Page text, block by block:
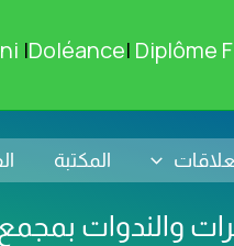
|Doléance| Diplôme
المكتبة
والندوات